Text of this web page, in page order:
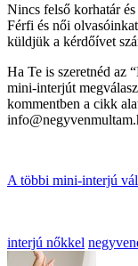
Nincs felső korhatár
Férfi és női
küldjük a kérdőívet
Ha Te is szeretnéd az
mini-interjút
kommentben a cikk
A többi mini-interjú
interjú nőkkel